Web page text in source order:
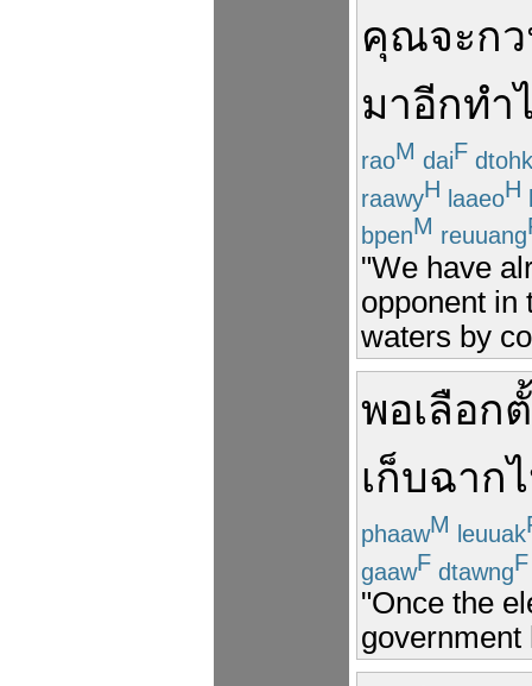
คุณจะก
มาอีกทำ
raoM daiF dtohk
raawyH laaeoH
bpenM reuuang
"We have
opponent in
waters by
พอเลือก
เก็บฉาก
phaawM leuuak
gaawF dtawngF
"Once the
government